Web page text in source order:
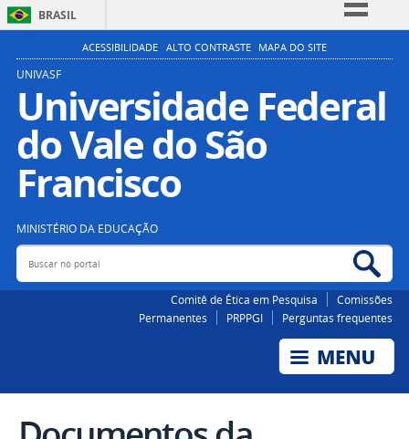
BRASIL
Simplifique!
Participe
Acesso à informação
Legislação
ACESSIBILIDADE ALTO CONTRASTE MAPA DO SITE
UNIVASF
Universidade Federal
do Vale do São
Francisco
MINISTÉRIO DA EDUCAÇÃO
Buscar no portal
Comitê de Ética em Pesquisa
Comissões
Permanentes
PRPPGI Perguntas frequentes